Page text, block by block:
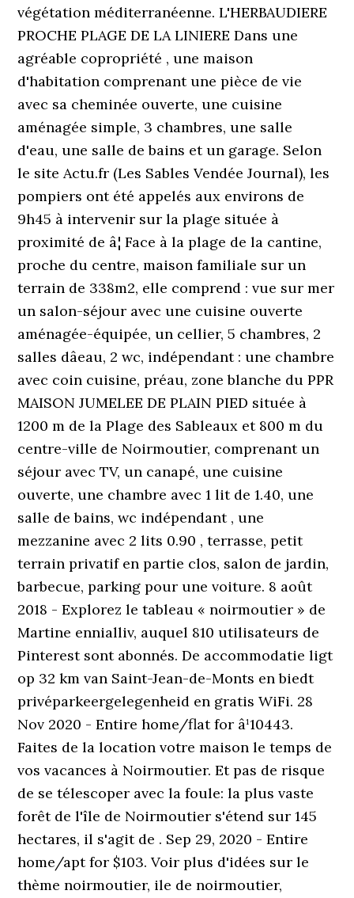
végétation méditerranéenne. L'HERBAUDIERE
PROCHE PLAGE DE LA LINIERE Dans une
agréable copropriété , une maison
d'habitation comprenant une pièce de vie
avec sa cheminée ouverte, une cuisine
aménagée simple, 3 chambres, une salle
d'eau, une salle de bains et un garage. Selon
le site Actu.fr (Les Sables Vendée Journal), les
pompiers ont été appelés aux environs de
9h45 à intervenir sur la plage située à
proximité de â¦ Face à la plage de la cantine,
proche du centre, maison familiale sur un
terrain de 338m2, elle comprend : vue sur mer
un salon-séjour avec une cuisine ouverte
aménagée-équipée, un cellier, 5 chambres, 2
salles dâeau, 2 wc, indépendant : une chambre
avec coin cuisine, préau, zone blanche du PPR
MAISON JUMELEE DE PLAIN PIED située à
1200 m de la Plage des Sableaux et 800 m du
centre-ville de Noirmoutier, comprenant un
séjour avec TV, un canapé, une cuisine
ouverte, une chambre avec 1 lit de 1.40, une
salle de bains, wc indépendant , une
mezzanine avec 2 lits 0.90 , terrasse, petit
terrain privatif en partie clos, salon de jardin,
barbecue, parking pour une voiture. 8 août
2018 - Explorez le tableau « noirmoutier » de
Martine ennialliv, auquel 810 utilisateurs de
Pinterest sont abonnés. De accommodatie ligt
op 32 km van Saint-Jean-de-Monts en biedt
privéparkeergelegenheid en gratis WiFi. 28
Nov 2020 - Entire home/flat for â¹10443.
Faites de la location votre maison le temps de
vos vacances à Noirmoutier. Et pas de risque
de se télescoper avec la foule: la plus vaste
forêt de l'île de Noirmoutier s'étend sur 145
hectares, il s'agit de . Sep 29, 2020 - Entire
home/apt for $103. Voir plus d'idées sur le
thème noirmoutier, ile de noirmoutier,